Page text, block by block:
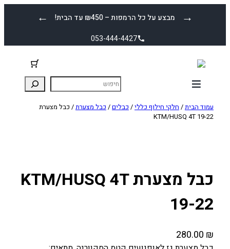
← מבצע על כל הרמפות – ₪450 עד הבית! →
053-444-4427
עמוד הבית/ חלקי חילוף כללי/ כבלים/ כבל מצערת/ כבל מצערת
KTM/HUSQ 4T 19-22
כבל מצערת KTM/HUSQ 4T
19-22
280.00 ₪